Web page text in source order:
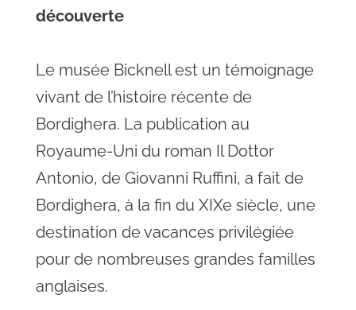
découverte
Le musée Bicknell est un témoignage
vivant de l’histoire récente de
Bordighera. La publication au
Royaume-Uni du roman Il Dottor
Antonio, de Giovanni Ruffini, a fait de
Bordighera, à la fin du XIXe siècle, une
destination de vacances privilégiée
pour de nombreuses grandes familles
anglaises.